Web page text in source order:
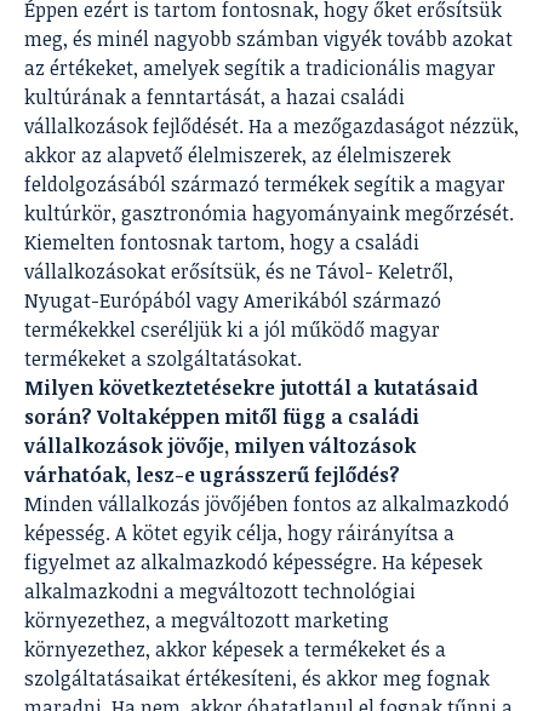
Éppen ezért is tartom fontosnak, hogy őket erősítsük
meg, és minél nagyobb számban vigyék tovább azokat
az értékeket, amelyek segítik a tradicionális magyar
kultúrának a fenntartását, a hazai családi
vállalkozások fejlődését. Ha a mezőgazdaságot nézzük,
akkor az alapvető élelmiszerek, az élelmiszerek
feldolgozásából származó termékek segítik a magyar
kultúrkör, gasztronómia hagyományaink megőrzését.
Kiemelten fontosnak tartom, hogy a családi
vállalkozásokat erősítsük, és ne Távol- Keletről,
Nyugat-Európából vagy Amerikából származó
termékekkel cseréljük ki a jól működő magyar
termékeket a szolgáltatásokat.
Milyen következtetésekre jutottál a kutatásaid
során? Voltaképpen mitől függ a családi
vállalkozások jövője, milyen változások
várhatóak, lesz-e ugrásszerű fejlődés?
Minden vállalkozás jövőjében fontos az alkalmazkodó
képesség. A kötet egyik célja, hogy ráirányítsa a
figyelmet az alkalmazkodó képességre. Ha képesek
alkalmazkodni a megváltozott technológiai
környezethez, a megváltozott marketing
környezethez, akkor képesek a termékeket és a
szolgáltatásaikat értékesíteni, és akkor meg fognak